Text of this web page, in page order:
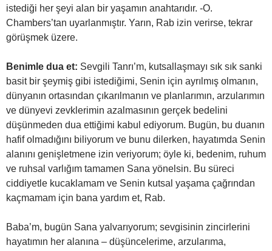
istediği her şeyi alan bir yaşamın anahtarıdır. -O.
Chambers’tan uyarlanmıştır. Yarın, Rab izin verirse, tekrar
görüşmek üzere.
Benimle dua et: Sevgili Tanrı’m, kutsallaşmayı sık sık sanki
basit bir şeymiş gibi istediğimi, Senin için ayrılmış olmanın,
dünyanın ortasından çıkarılmanın ve planlarımın, arzularımın
ve dünyevi zevklerimin azalmasının gerçek bedelini
düşünmeden dua ettiğimi kabul ediyorum. Bugün, bu duanın
hafif olmadığını biliyorum ve bunu dilerken, hayatımda Senin
alanını genişletmene izin veriyorum; öyle ki, bedenim, ruhum
ve ruhsal varlığım tamamen Sana yönelsin. Bu süreci
ciddiyetle kucaklamam ve Senin kutsal yaşama çağrından
kaçmamam için bana yardım et, Rab.
Baba’m, bugün Sana yalvarıyorum; sevgisinin zincirlerini
hayatımın her alanına – düşüncelerime, arzularıma,